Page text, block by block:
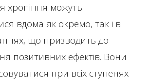
хропіння можуть
вдома як окремо, так і в
що призводить до
позитивних ефектів. Вони
при всіх ступенях